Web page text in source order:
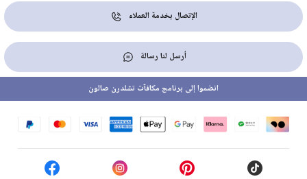
الإتصال بخدمة العملاء
أرسل لنا رسالة
انضموا إلى برنامج مكافآت تشلدرن صالون